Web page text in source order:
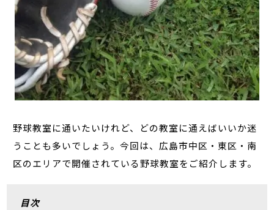
野球教室に通いたいけれど、どの教室に通えばいいか迷
うことも多いでしょう。今回は、広島市中区・東区・南
区のエリアで開催されている野球教室をご紹介します。
目次